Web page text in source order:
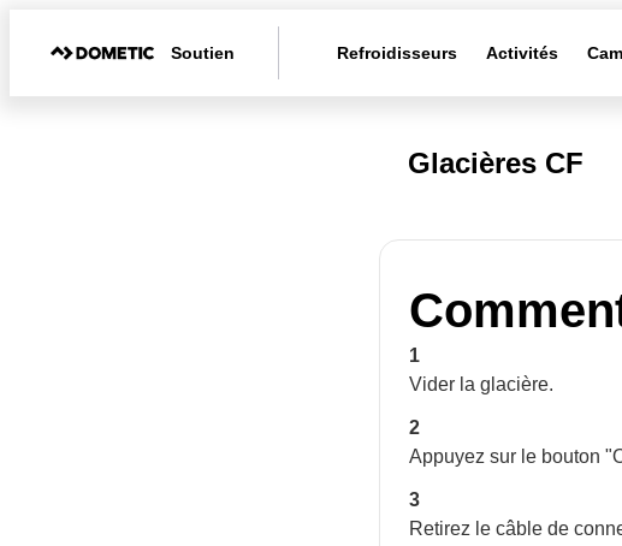
Soutien Refroidisseurs Activités
Glacières CF
1
Vider la glacière.
2
Appuyez sur le bouton
3
Retirez le câble de